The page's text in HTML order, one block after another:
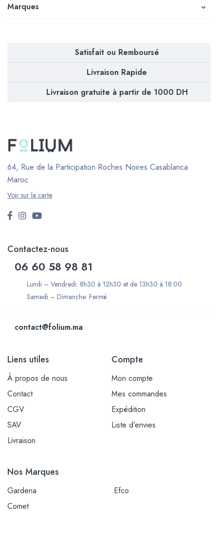
Marques
Satisfait ou Remboursé
Livraison Rapide
Livraison gratuite à partir de 1000 DH
64, Rue de la Participation Roches Noires Casablanca
Maroc
Voir sur la carte
Contactez-nous
06 60 58 98 81
Lundi – Vendredi: 8h30 à 12h30 et de 13h30 à 18:00
Samedi – Dimanche: Fermé
contact@folium.ma
Liens utiles
À propos de nous
Contact
CGV
SAV
Livraison
Compte
Mon compte
Mes commandes
Expédition
Liste d’envies
Nos Marques
Gardena
Efco
Comet